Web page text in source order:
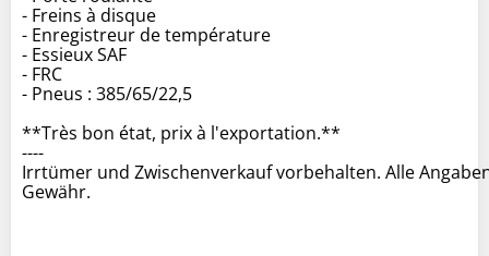
- Freins à disque
- Enregistreur de température
- Essieux SAF
- FRC
- Pneus : 385/65/22,5
**Très bon état, prix à l'exportation.**
----
Irrtümer und Zwischenverkauf vorbehalten. Alle
Gewähr.